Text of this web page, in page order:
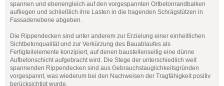
spannen und ebenengleich auf den vorgespannten Ortbetonrandbalken
aufliegen und schließlich ihre Lasten in die tragenden Schrägstützen in
Fassadenebene abgeben.
Die Rippendecken sind unter anderem zur Erzielung einer einheitlichen
Sichtbetonqualität und zur Verkürzung des Bauablaufes als
Fertigteilelemente konzipiert, auf denen baustellenseitig eine dünne
Aufbetonschicht aufgebracht wird. Die Stege der unterschiedlich weit
spannenden Rippendecken sind aus Gebrauchstauglichkeitsgründen
vorgespannt, was wiederum bei den Nachweisen der Tragfähigkeit positiv
berücksichtigt wurde.